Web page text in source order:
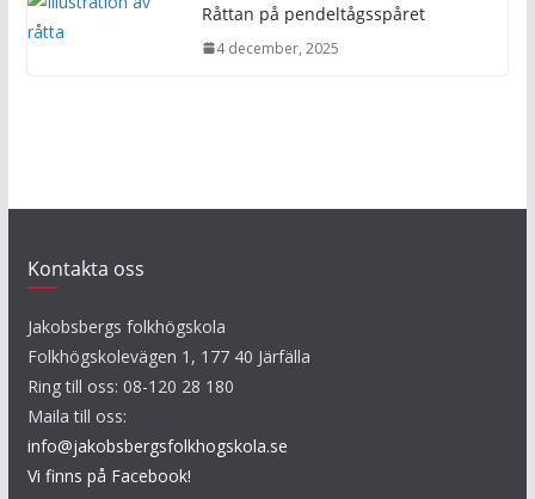
Råttan på pendeltågsspåret
4 december, 2025
Kontakta oss
Jakobsbergs folkhögskola
Folkhögskolevägen 1, 177 40 Järfälla
Ring till oss: 08-120 28 180
Maila till oss:
info@jakobsbergsfolkhogskola.se
Vi finns på Facebook!